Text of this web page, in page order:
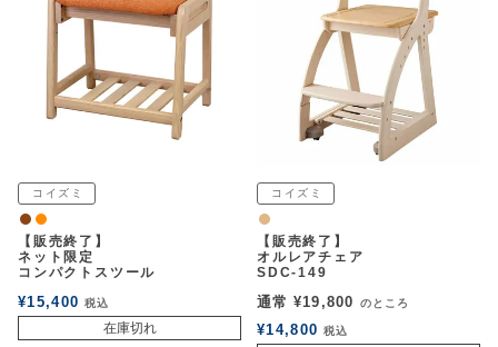
コイズミ
ウォルナット
オレンジ
【販売終了】
ネット限定
コンパクトスツール
¥15,400 税込
在庫切れ
コイズミ
ナチュラル
【販売終了】
オルレアチェア
SDC-149
通常 ¥19,800 のところ
¥14,800 税込